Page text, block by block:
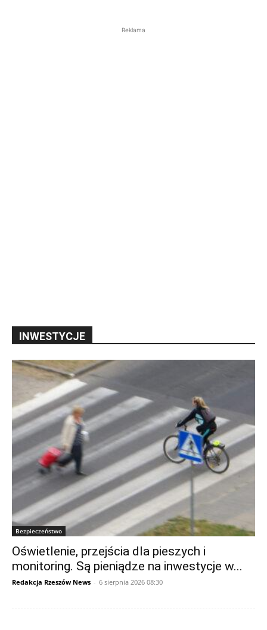
Reklama
INWESTYCJE
Bezpieczeństwo
Oświetlenie, przejścia dla pieszych i
monitoring. Są pieniądze na inwestycje w...
Redakcja Rzeszów News - 6 sierpnia 2026 08:30